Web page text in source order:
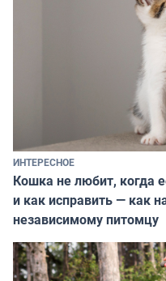
ИНТЕРЕСНОЕ
Кошка не любит, когда
и как исправить — как
независимому питомцу